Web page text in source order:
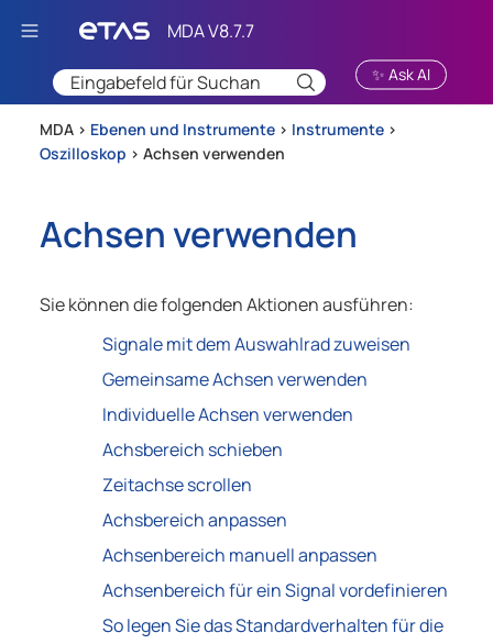
Zu Hauptinhalt springen
✨ Ask AI
MDA > Ebenen und Instrumente > Instrumente >
Oszilloskop > Achsen verwenden
Achsen verwenden
Sie können die folgenden Aktionen ausführen:
Signale mit dem Auswahlrad zuweisen
Gemeinsame Achsen verwenden
Individuelle Achsen verwenden
Achsbereich schieben
Zeitachse scrollen
Achsbereich anpassen
Achsenbereich manuell anpassen
Achsenbereich für ein Signal vordefinieren
So legen Sie das Standardverhalten für die